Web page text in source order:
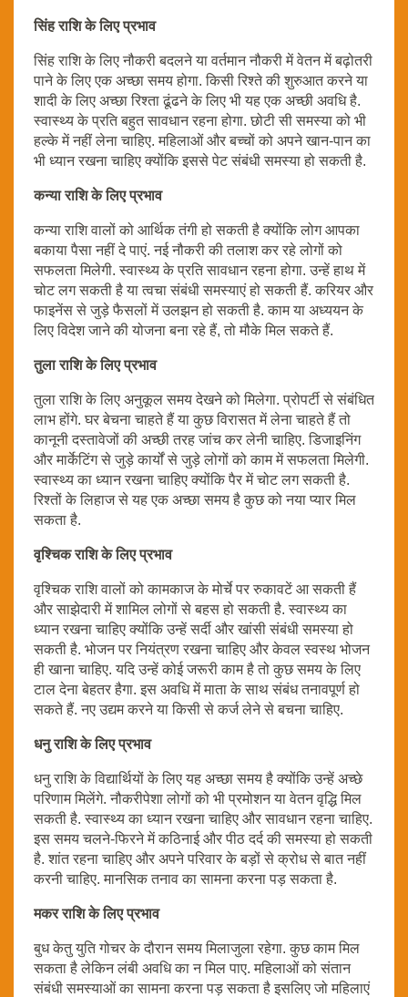
सिंह राशि के लिए प्रभाव
सिंह राशि के लिए नौकरी बदलने या वर्तमान नौकरी में वेतन में बढ़ोतरी
पाने के लिए एक अच्छा समय होगा. किसी रिश्ते की शुरुआत करने या
शादी के लिए अच्छा रिश्ता ढूंढने के लिए भी यह एक अच्छी अवधि है.
स्वास्थ्य के प्रति बहुत सावधान रहना होगा. छोटी सी समस्या को भी
हल्के में नहीं लेना चाहिए. महिलाओं और बच्चों को अपने खान-पान का
भी ध्यान रखना चाहिए क्योंकि इससे पेट संबंधी समस्या हो सकती है.
कन्या राशि के लिए प्रभाव
कन्या राशि वालों को आर्थिक तंगी हो सकती है क्योंकि लोग आपका
बकाया पैसा नहीं दे पाएं. नई नौकरी की तलाश कर रहे लोगों को
सफलता मिलेगी. स्वास्थ्य के प्रति सावधान रहना होगा. उन्हें हाथ में
चोट लग सकती है या त्वचा संबंधी समस्याएं हो सकती हैं. करियर और
फाइनेंस से जुड़े फैसलों में उलझन हो सकती है. काम या अध्ययन के
लिए विदेश जाने की योजना बना रहे हैं, तो मौके मिल सकते हैं.
तुला राशि के लिए प्रभाव
तुला राशि के लिए अनुकूल समय देखने को मिलेगा. प्रोपर्टी से संबंधित
लाभ होंगे. घर बेचना चाहते हैं या कुछ विरासत में लेना चाहते हैं तो
कानूनी दस्तावेजों की अच्छी तरह जांच कर लेनी चाहिए. डिजाइनिंग
और मार्केटिंग से जुड़े कार्यों से जुड़े लोगों को काम में सफलता मिलेगी.
स्वास्थ्य का ध्यान रखना चाहिए क्योंकि पैर में चोट लग सकती है.
रिश्तों के लिहाज से यह एक अच्छा समय है कुछ को नया प्यार मिल
सकता है.
वृश्चिक राशि के लिए प्रभाव
वृश्चिक राशि वालों को कामकाज के मोर्चे पर रुकावटें आ सकती हैं
और साझेदारी में शामिल लोगों से बहस हो सकती है. स्वास्थ्य का
ध्यान रखना चाहिए क्योंकि उन्हें सर्दी और खांसी संबंधी समस्या हो
सकती है. भोजन पर नियंत्रण रखना चाहिए और केवल स्वस्थ भोजन
ही खाना चाहिए. यदि उन्हें कोई जरूरी काम है तो कुछ समय के लिए
टाल देना बेहतर हैगा. इस अवधि में माता के साथ संबंध तनावपूर्ण हो
सकते हैं. नए उद्यम करने या किसी से कर्ज लेने से बचना चाहिए.
धनु राशि के लिए प्रभाव
धनु राशि के विद्यार्थियों के लिए यह अच्छा समय है क्योंकि उन्हें अच्छे
परिणाम मिलेंगे. नौकरीपेशा लोगों को भी प्रमोशन या वेतन वृद्धि मिल
सकती है. स्वास्थ्य का ध्यान रखना चाहिए और सावधान रहना चाहिए.
इस समय चलने-फिरने में कठिनाई और पीठ दर्द की समस्या हो सकती
है. शांत रहना चाहिए और अपने परिवार के बड़ों से क्रोध से बात नहीं
करनी चाहिए. मानसिक तनाव का सामना करना पड़ सकता है.
मकर राशि के लिए प्रभाव
बुध केतु युति गोचर के दौरान समय मिलाजुला रहेगा. कुछ काम मिल
सकता है लेकिन लंबी अवधि का न मिल पाए. महिलाओं को संतान
संबंधी समस्याओं का सामना करना पड़ सकता है इसलिए जो महिलाएं